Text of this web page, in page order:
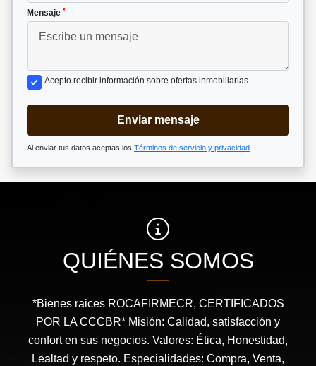
Mensaje *
Acepto recibir información sobre ofertas inmobiliarias
Enviar mensaje
Al enviar tus datos aceptas los Términos de servicio y privacidad
QUIÉNES SOMOS
*Bienes raices ROCAFIRMECR, CERTIFICADOS
POR LA CCCBR* Misión: Calidad, satisfacción y
confort en sus negocios. Valores: Ética, Honestidad,
Lealtad y respeto. Especialidades: Compra, Venta,